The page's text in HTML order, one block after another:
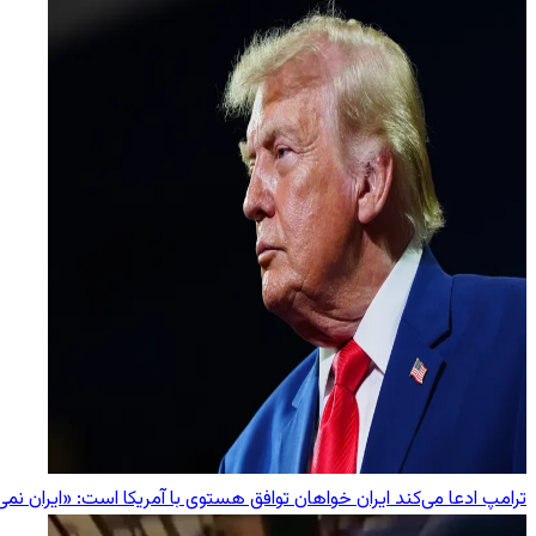
ترامپ ادعا می‌کند ایران خواهان توافق هستوی با آمریکا است: «ایران